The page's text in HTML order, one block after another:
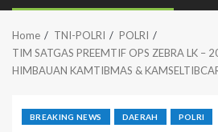
Home TNI-POLRI
POLRI
TIM SATGAS PREEMTIF OPS ZEBRA LK –
HIMBAUAN KAMTIBMAS &
BREAKING NEWS DAERAH POLRI